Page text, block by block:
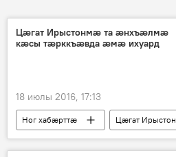
Цæгат Ирыстонмӕ та æнхъæлмæ
кæсы тæрккъæвда æмæ ихуард
18 июлы 2016, 17:13
Ног хабӕрттӕ Цӕгат Ирыстон